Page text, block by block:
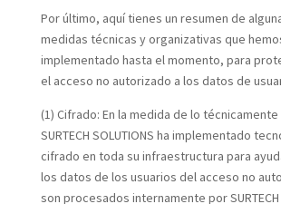
Por último, aquí tienes un resumen de
medidas técnicas y organizativas que
implementado hasta el momento, para
el acceso no autorizado a los datos de
(1) Cifrado: En la medida de lo
SURTECH SOLUTIONS ha implementado
cifrado en toda su infraestructura para
los datos de los usuarios del acceso no
son procesados internamente por SURTECH